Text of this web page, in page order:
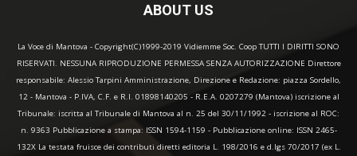
ABOUT US
La Voce di Mantova - Copyright(C)1999-2019 Vidiemme Soc. Coop TUTTI I DIRITTI SONO
RISERVATI. NESSUNA RIPRODUZIONE PERMESSA SENZA AUTORIZZAZIONE Direttore
responsabile: Alessio Tarpini Amministrazione, Direzione e Redazione: piazza Sordello,
12 - Mantova - P.IVA, C.F. e R.I. 01898140205 - R.E.A. 0207279 (Mantova) iscrizione al
Tribunale: iscritta al Tribunale di Mantova al n. 25 del 30/11/1992 - iscrizione al ROC:
n. 9363 Pubblicazione a stampa: ISSN 1594-1159 - Pubblicazione online: ISSN 2465-
132X La testata fruisce dei contributi diretti editoria L. 198/2016 e d.lgs 70/2017 (ex L.